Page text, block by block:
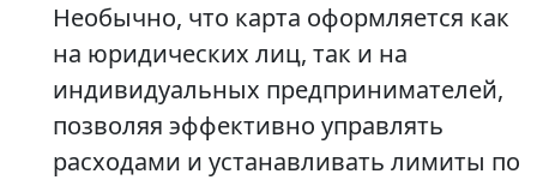
Необычно, что карта оформляется как
на юридических лиц, так и на
индивидуальных предпринимателей,
позволяя эффективно управлять
расходами и устанавливать лимиты по